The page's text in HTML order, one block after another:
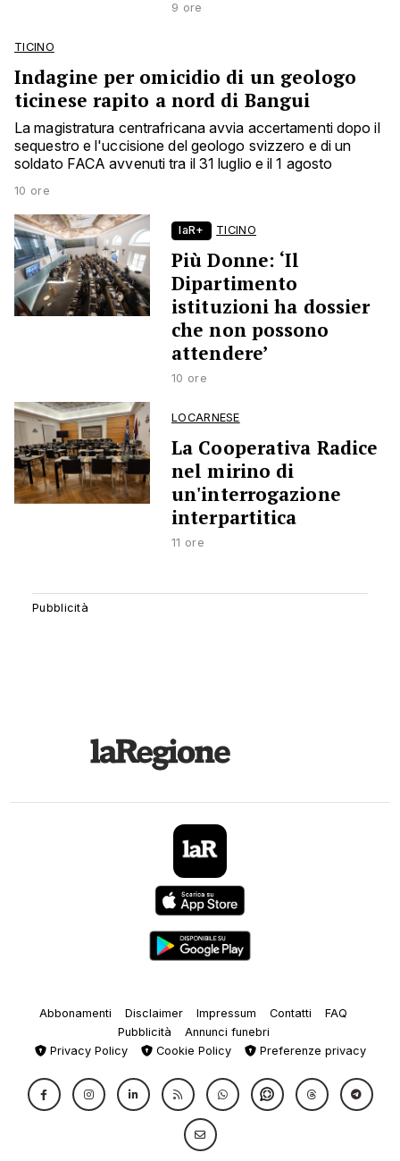
9 ore
TICINO
Indagine per omicidio di un geologo
ticinese rapito a nord di Bangui
La magistratura centrafricana avvia accertamenti dopo il
sequestro e l'uccisione del geologo svizzero e di un
soldato FACA avvenuti tra il 31 luglio e il 1 agosto
10 ore
laR+ TICINO
Più Donne: ‘Il
Dipartimento
istituzioni ha dossier
che non possono
attendere’
10 ore
LOCARNESE
La Cooperativa Radice
nel mirino di
un'interrogazione
interpartitica
11 ore
Abbonamenti Disclaimer Impressum Contatti
FAQ
Pubblicità
Annunci funebri
Privacy Policy
Cookie Policy Preferenze privacy